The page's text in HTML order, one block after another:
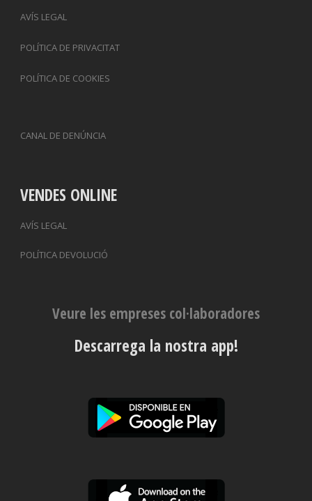
AVÍS LEGAL
POLÍTICA DE PRIVACITAT
POLÍTICA DE COOKIES
CANAL DE DENÚNCIA
VENDES ONLINE
AVÍS LEGAL
POLÍTICA DEVOLUCIÓ
Veure les empreses col·laboradores
Descarrega la nostra app!